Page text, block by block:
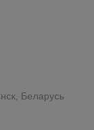
Беларусь